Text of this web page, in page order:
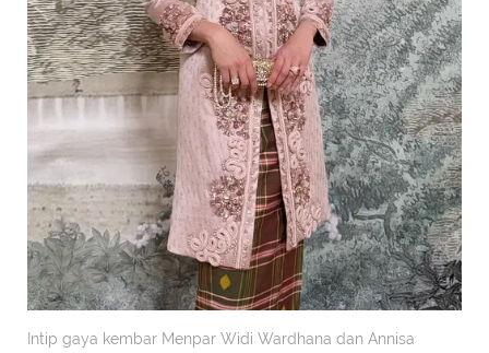
Intip gaya kembar Menpar Widi Wardhana dan Annisa